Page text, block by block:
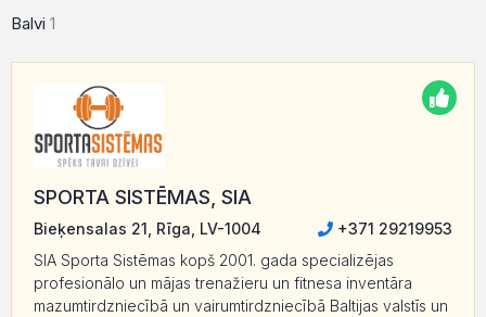
Balvi 1
SPORTA SISTĒMAS, SIA
Bieķensalas 21, Rīga, LV-1004
+371 29219953
SIA Sporta Sistēmas kopš 2001. gada specializējas
profesionālo un mājas trenažieru un fitnesa inventāra
mazumtirdzniecībā un vairumtirdzniecībā Baltijas valstīs un